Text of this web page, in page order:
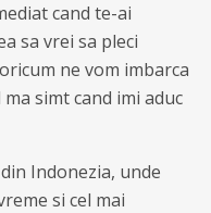
cand te-ai
sa vrei sa pleci
ne vom imbarca
simt cand imi aduc
Indonezia, unde
si cel mai